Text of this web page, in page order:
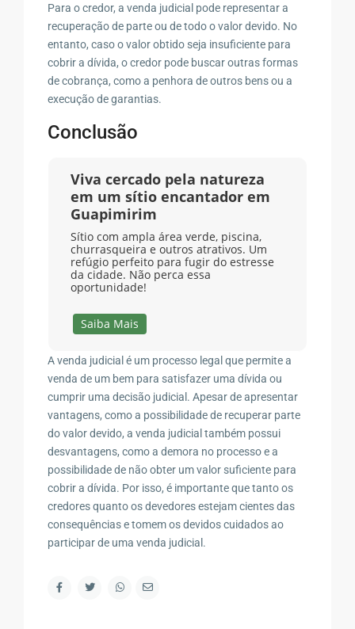
Para o credor, a venda judicial pode representar a
recuperação de parte ou de todo o valor devido. No
entanto, caso o valor obtido seja insuficiente para
cobrir a dívida, o credor pode buscar outras formas
de cobrança, como a penhora de outros bens ou a
execução de garantias.
Conclusão
Viva cercado pela natureza
em um sítio encantador em
Guapimirim
Sítio com ampla área verde, piscina,
churrasqueira e outros atrativos. Um
refúgio perfeito para fugir do estresse
da cidade. Não perca essa
oportunidade!
Saiba Mais
A venda judicial é um processo legal que permite a
venda de um bem para satisfazer uma dívida ou
cumprir uma decisão judicial. Apesar de apresentar
vantagens, como a possibilidade de recuperar parte
do valor devido, a venda judicial também possui
desvantagens, como a demora no processo e a
possibilidade de não obter um valor suficiente para
cobrir a dívida. Por isso, é importante que tanto os
credores quanto os devedores estejam cientes das
consequências e tomem os devidos cuidados ao
participar de uma venda judicial.